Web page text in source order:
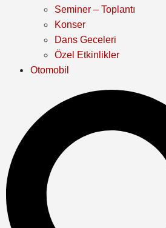
Seminer – Toplantı
Konser
Dans Geceleri
Özel Etkinlikler
Otomobil